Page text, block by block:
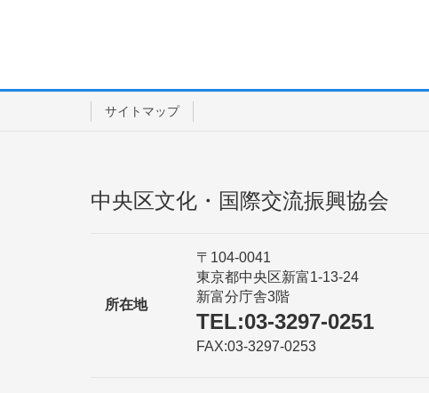
サイトマップ
中央区文化・国際交流振興協会
所在地
〒104-0041
東京都中央区新富1-13-24
新富分庁舎3階
TEL:03-3297-0251
FAX:03-3297-0253